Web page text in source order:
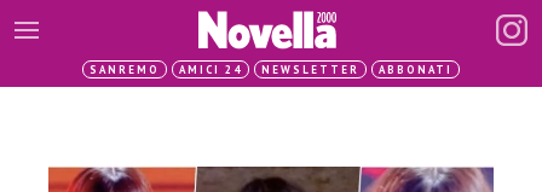
SANREMO AMICI 24 NEWSLETTER ABBONATI